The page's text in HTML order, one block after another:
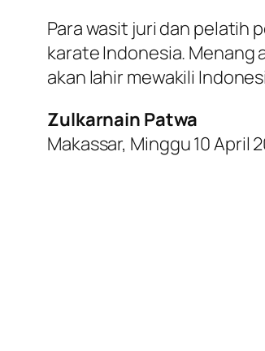
Para wasit juri dan pelatih
karate Indonesia. Menang
akan lahir mewakili
Zulkarnain Patwa
Makassar, Minggu 10 April